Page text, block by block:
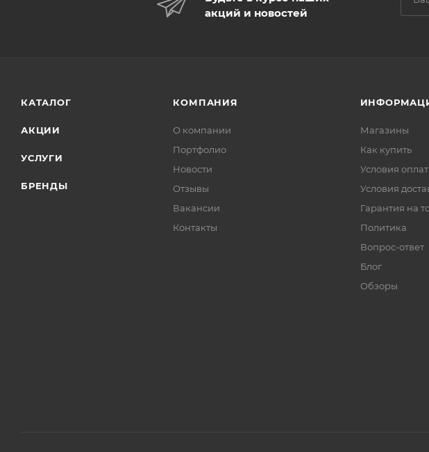
акций и новостей
КАТАЛОГ
АКЦИИ
УСЛУГИ
БРЕНДЫ
КОМПАНИЯ
О компании
Портфолио
Новости
Отзывы
Вакансии
Контакты
Магазины
Как купить
Условия
Условия
Гарантия на
Политика
Вопрос-ответ
Блог
Обзоры